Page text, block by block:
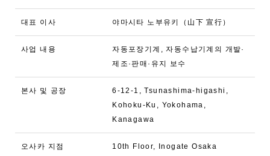
대표 이사 야마시타 노부유키（山下 宣行）
사업 내용
자동포장기계, 자동수납기계의 개발·
제조·판매·유지 보수
본사 및 공장
6-12-1, Tsunashima-higashi,
Kohoku-Ku, Yokohama,
Kanagawa
오사카 지점
10th Floor, Inogate Osaka